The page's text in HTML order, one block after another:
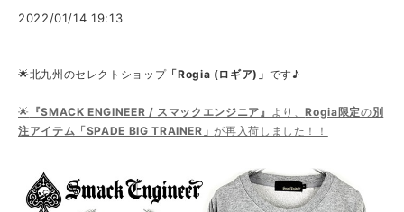
2022/01/14 19:13
🌟北九州のセレクトショップ「Rogia (ロギア)」 です♪
🌟 『SMACK ENGINEER / スマックエンジニア』 より、Rogia限定の別
注アイテム「SPADE BIG TRAINER」が再入荷しました！！